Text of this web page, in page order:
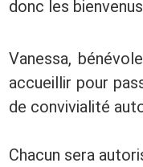
donc les
Vanessa,
accueillir pour
de convivialité
Chacun sera